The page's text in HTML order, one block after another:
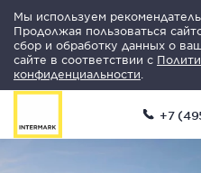
Мы используем
Продолжая пользоваться
сбор и обработку данных о
сайте в соответствии с
конфиденциальности
+7